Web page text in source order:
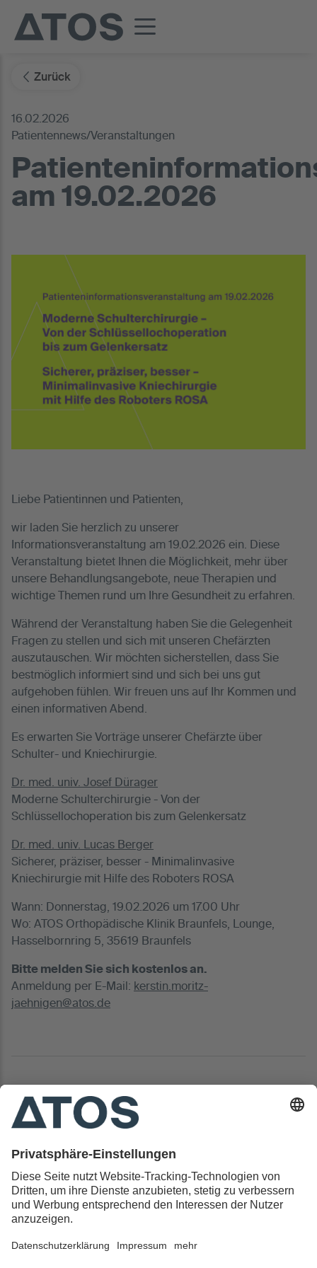
Zurück
16.02.2026
Patientennews/Veranstaltungen
am 19.02.2026
Liebe Patientinnen und Patienten,
wir laden Sie herzlich zu unserer
Informationsveranstaltung am 19.02.2026 ein. Diese
Veranstaltung bietet Ihnen die Möglichkeit, mehr über
unsere Behandlungsangebote, neue Therapien und
wichtige Themen rund um Ihre Gesundheit zu erfahren.
Während der Veranstaltung haben Sie die Gelegenheit
Fragen zu stellen und sich mit unseren Chefärzten
auszutauschen. Wir möchten sicherstellen, dass Sie
bestmöglich informiert sind und sich bei uns gut
aufgehoben fühlen. Wir freuen uns auf Ihr Kommen und
einen informativen Abend.
Es erwarten Sie Vorträge unserer Chefärzte über
Schulter- und Kniechirurgie.
Dr. med. univ. Josef Dürager
Moderne Schulterchirurgie - Von der
Schlüssellochoperation bis zum Gelenkersatz
Dr. med. univ. Lucas Berger
Sicherer, präziser, besser - Minimalinvasive
Kniechirurgie mit Hilfe des Roboters ROSA
Wann: Donnerstag, 19.02.2026 um 17.00 Uhr
Wo: ATOS Orthopädische Klinik Braunfels, Lounge,
Hasselbornring 5, 35619 Braunfels
Bitte melden Sie sich kostenlos an.
Anmeldung per E-Mail: kerstin.moritz-
jaehnigen@atos.de
Kontakt & Rechtliches